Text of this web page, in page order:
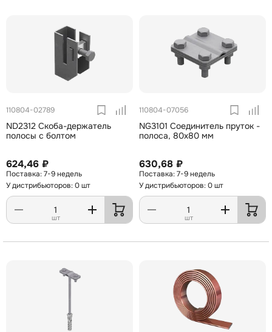
110804-02789
ND2312 Скоба-держатель
полосы с болтом
624,46 ₽
7-9 недель
У дистрибьюторов: 0 шт
шт
110804-07056
NG3101 Соединитель пруток -
полоса, 80х80 мм
630,68 ₽
7-9 недель
У дистрибьюторов: 0 шт
шт